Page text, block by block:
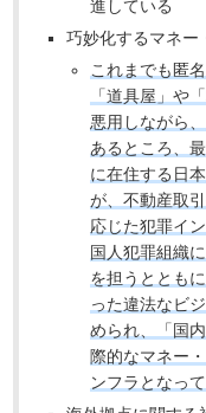
進している
巧妙化するマネー
これまでも匿
「道具屋」や
悪用しながら
あるところ、
に在住する日
が、不動産取
応じた犯罪イ
国人犯罪組織
を担うととも
った違法なビ
められ、「国
際的なマネー
ンフラとなっ